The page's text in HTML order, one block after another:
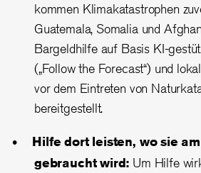
kommen Klimakatastrophen
Guatemala, Somalia und
Bargeldhilfe auf Basis KI-
(„Follow the Forecast“) und
vor dem Eintreten von
bereitgestellt.
Hilfe dort leisten, wo sie
gebraucht wird: Um Hilfe